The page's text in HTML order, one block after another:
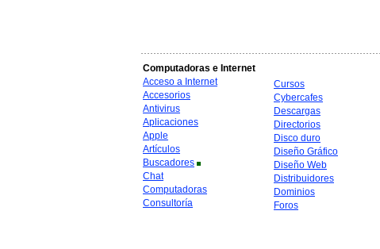
Computadoras e Internet
Acceso a Internet
Accesorios
Antivirus
Aplicaciones
Apple
Artículos
Buscadores
Chat
Computadoras
Consultoría
Cursos
Cybercafes
Descargas
Directorios
Disco duro
Diseño Gráfico
Diseño Web
Distribuidores
Dominios
Foros